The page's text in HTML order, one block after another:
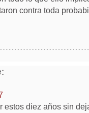
contra toda
estos diez años sin